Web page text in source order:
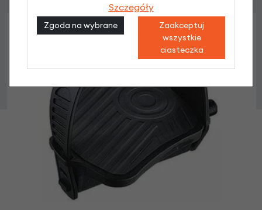
Szczegóły
Zgoda na wybrane
Zaakceptuj
wszystkie
ciasteczka